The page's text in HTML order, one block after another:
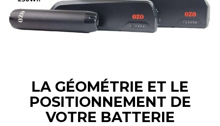
LA GÉOMÉTRIE ET LE
POSITIONNEMENT DE
VOTRE BATTERIE